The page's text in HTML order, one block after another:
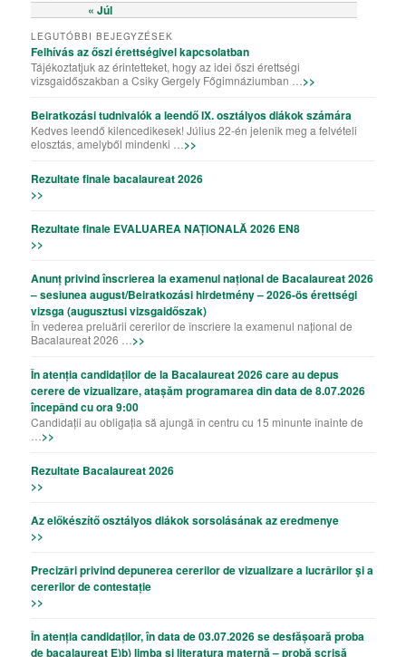
« Júl
LEGUTÓBBI BEJEGYZÉSEK
Felhívás az őszi érettségivel kapcsolatban
Tájékoztatjuk az érintetteket, hogy az idei őszi érettségi
vizsgaidőszakban a Csiky Gergely Főgimnáziumban … >>
Beiratkozási tudnivalók a leendő IX. osztályos diákok számára
Kedves leendő kilencedikesek! Július 22-én jelenik meg a felvételi
elosztás, amelyből mindenki … >>
Rezultate finale bacalaureat 2026
>>
Rezultate finale EVALUAREA NAȚIONALĂ 2026 EN8
>>
Anunț privind înscrierea la examenul național de Bacalaureat 2026
– sesiunea august/Beiratkozási hirdetmény – 2026-ös érettségi
vizsga (augusztusi vizsgaidőszak)
În vederea preluării cererilor de înscriere la examenul național de
Bacalaureat 2026 … >>
În atenția candidaților de la Bacalaureat 2026 care au depus
cerere de vizualizare, atașăm programarea din data de 8.07.2026
începând cu ora 9:00
Candidații au obligația să ajungă în centru cu 15 minunte înainte de
>>
Rezultate Bacalaureat 2026
>>
Az előkészítő osztályos diákok sorsolásának az eredmenye
>>
Precizǎri privind depunerea cererilor de vizualizare a lucrǎrilor şi a
cererilor de contestație
>>
În atenția candidaților, în data de 03.07.2026 se desfășoară proba
de bacalaureat E)b) limba și literatura maternă – probă scrisă